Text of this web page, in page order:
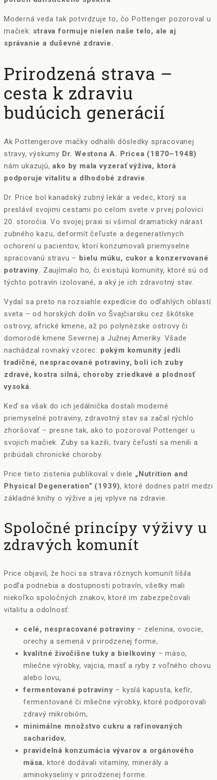
Moderná veda tak potvrdzuje to, čo Pottenger pozoroval u
mačiek: strava formuje nielen naše telo, ale aj
správanie a duševné zdravie.
Prirodzená strava –
cesta k zdraviu
budúcich generácií
Ak Pottengerove mačky odhalili dôsledky spracovanej
stravy, výskumy Dr. Westona A. Pricea (1870–1948)
nám ukazujú,ako by mala vyzerať výživa, ktorá
podporuje vitalitu a dlhodobé zdravie.
Dr. Price bol kanadský zubný lekár a vedec, ktorý sa
preslávil svojimi cestami po celom svete v prvej polovici
20. storočia. Vo svojej praxi si všimol dramatický nárast
zubného kazu, deformít čeľuste a degeneratívnych
ochorení u pacientov, ktorí konzumovali priemyselne
spracovanú stravu – bielu múku, cukor a konzervované
potraviny. Zaujímalo ho, či existujú komunity, ktoré sú od
týchto potravín izolované, a aký je ich zdravotný stav.
Vydal sa preto na rozsiahle expedície do odľahlých oblastí
sveta – od horských dolín vo Švajčiarsku cez škótske
ostrovy, africké kmene, až po polynézske ostrovy či
domorodé kmene Severnej a Južnej Ameriky. Všade
nachádzal rovnaký vzorec: pokým komunity jedli
tradičné, nespracované potraviny, boli ich zuby
zdravé, kostra silná, choroby zriedkavé a plodnosť
vysoká.
Keď sa však do ich jedálnička dostali moderné
priemyselné potraviny, zdravotný stav sa začal rýchlo
zhoršovať – presne tak, ako to pozoroval Pottenger u
svojich mačiek. Zuby sa kazili, tvary čeľustí sa menili a
pribúdali chronické choroby.
Price tieto zistenia publikoval v diele „Nutrition and
Physical Degeneration“ (1939), ktoré dodnes patrí medzi
základné knihy o výžive a jej vplyve na zdravie.
Spoločné princípy výživy u
zdravých komunít
Price objavil, že hoci sa strava rôznych komunít líšila
podľa podnebia a dostupnosti potravín, všetky mali
niekoľko spoločných znakov, ktoré im zabezpečovali
vitalitu a odolnosť:
celé, nespracované potraviny – zelenina, ovocie,
orechy a semená v prirodzenej forme,
kvalitné živočíšne tuky a bielkoviny – mäso,
mliečne výrobky, vajcia, masť a ryby z voľného chovu
alebo lovu,
fermentované potraviny – kyslá kapusta, kefír,
fermentované či mliečne výrobky, ktoré podporovali
zdravý mikrobióm,
minimálne množstvo cukru a rafinovaných
sacharidov,
pravidelná konzumácia vývarov a orgánového
mäsa, ktoré dodávali vitamíny, minerály a
aminokyseliny v prirodzenej forme.